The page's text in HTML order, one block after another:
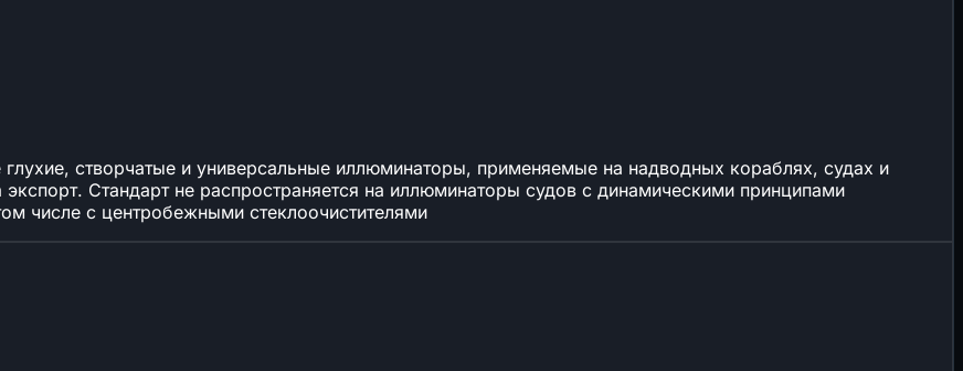
створчатые и универсальные иллюминаторы, применяемые на надводных кораблях, судах и
Стандарт не распространяется на иллюминаторы судов с динамическими принципами
числе с центробежными стеклоочистителями